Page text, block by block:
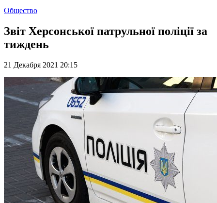
Общество
Звіт Херсонської патрульної поліції за
тиждень
21 Декабря 2021 20:15